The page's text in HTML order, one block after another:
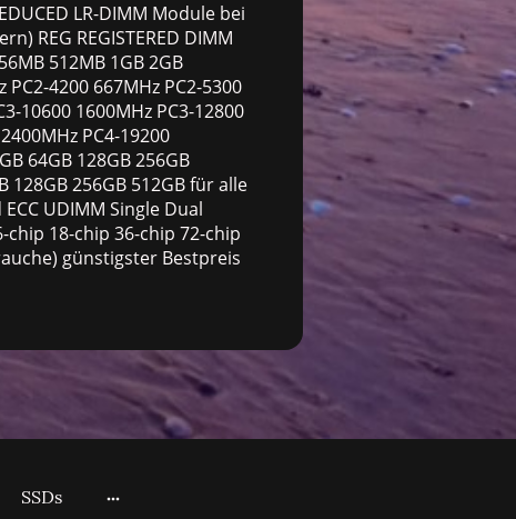
LR-DIMM Module bei
REG REGISTERED DIMM
512MB 1GB 2GB
PC2-4200 667MHz PC2-5300
10600 1600MHz PC3-12800
PC4-19200
64GB 128GB 256GB
128GB 256GB 512GB für alle
UDIMM Single Dual
chip 18-chip 36-chip 72-chip
günstigster Bestpreis
SSDs